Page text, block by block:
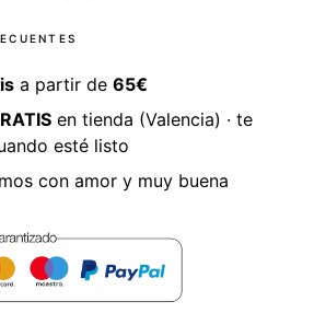
a partir de 65€
en tienda (Valencia) · te
esté listo
con amor y muy buena